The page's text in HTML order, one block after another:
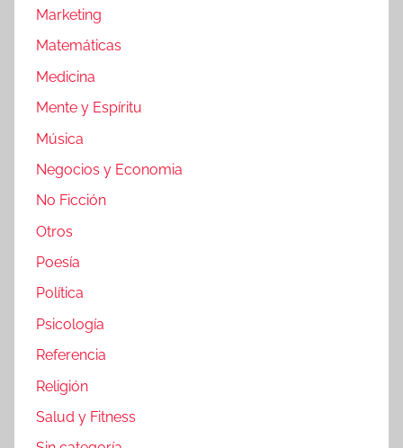
Marketing
Matemáticas
Medicina
Mente y Espíritu
Música
Negocios y Economia
No Ficción
Otros
Poesía
Política
Psicología
Referencia
Religión
Salud y Fitness